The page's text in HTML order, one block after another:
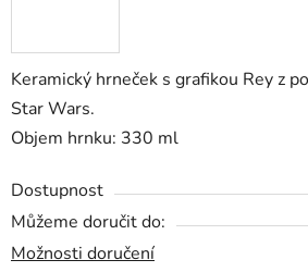
Keramický hrneček s grafikou Rey z
Star Wars.
Objem hrnku: 330 ml
Dostupnost
Můžeme doručit do:
Možnosti doručení